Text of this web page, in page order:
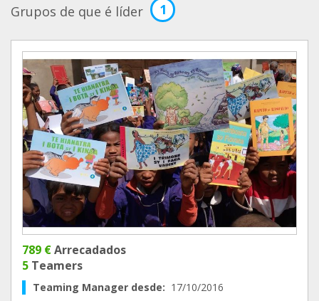
Grupos de que é líder 1
789 €Arrecadados
5 Teamers
Teaming Manager desde: 17/10/2016